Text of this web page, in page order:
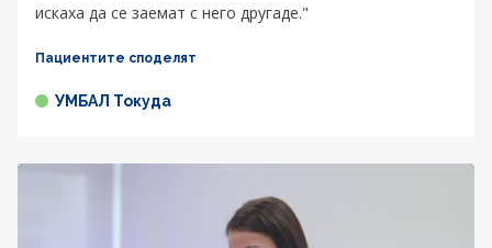
искаха да се заемат с него другаде."
Пациентите споделят
УМБАЛ Токуда